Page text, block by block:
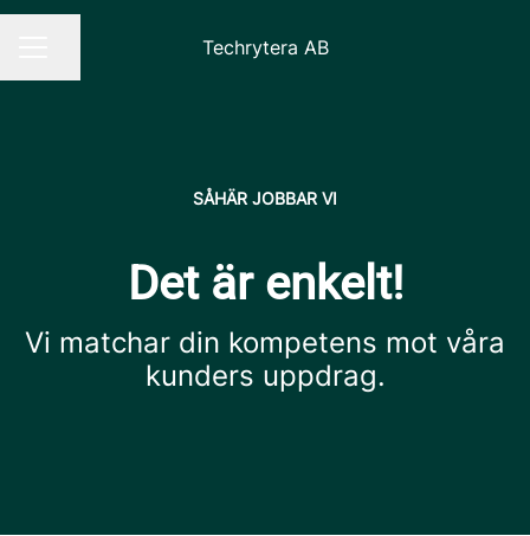
Techrytera AB
SÅHÄR JOBBAR VI
Det är enkelt!
Vi matchar din kompetens mot våra
kunders uppdrag.